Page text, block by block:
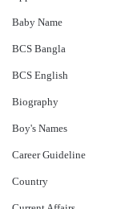
Baby Name
BCS Bangla
BCS English
Biography
Boy's Names
Career Guideline
Country